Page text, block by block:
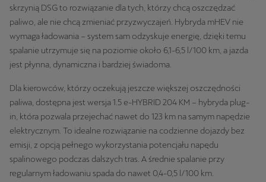
skrzynią DSG to rozwiązanie dla tych, którzy chcą oszczędzać
paliwo, ale nie chcą zmieniać przyzwyczajeń. Hybryda mHEV nie
wymaga ładowania – system sam odzyskuje energię, dzięki temu
spalanie utrzymuje się na poziomie około 6,1-6,5 l/100 km, a jazda
jest płynna, dynamiczna i bardziej świadoma.
Dla kierowców, którzy oczekują jeszcze większej oszczędności
paliwa, dostępna jest wersja 1.5 e-HYBRID 204 KM – hybryda plug-
in, która pozwala przejechać nawet do 123 km na samym napędzie
elektrycznym. To idealne rozwiązanie na codzienne dojazdy bez
emisji, z opcją pełnego wykorzystania potencjału napędu
spalinowego podczas dalszych tras. A średnie spalanie przy
regularnym ładowaniu spada do nawet 0,4-0,5 l/100 km.